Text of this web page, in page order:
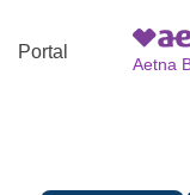
Portal
Aetna